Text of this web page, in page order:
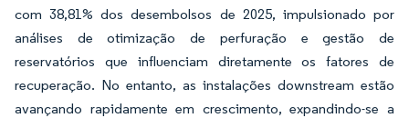
com 38,81% dos desembolsos de 2025, impulsionado por
análises de otimização de perfuração e gestão de
reservatórios que influenciam diretamente os fatores de
recuperação. No entanto, as instalações downstream estão
avançando rapidamente em crescimento, expandindo-se a